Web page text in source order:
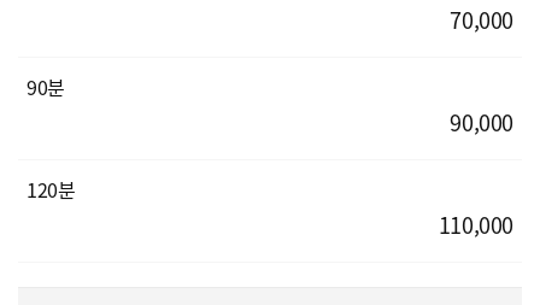
70,000
90분
90,000
120분
110,000